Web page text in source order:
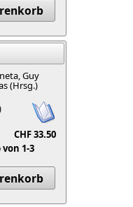
Guy
(Hrsg.)
CHF 33.50
1-3